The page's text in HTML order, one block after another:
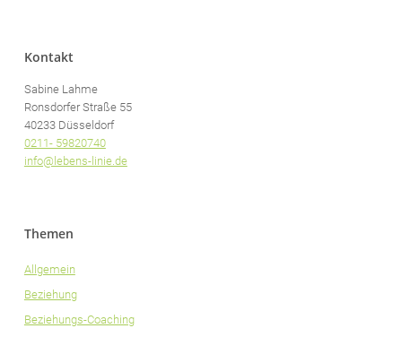
Kontakt
Sabine Lahme
Ronsdorfer Straße 55
40233 Düsseldorf
0211- 59820740
info@lebens-linie.de
Themen
Allgemein
Beziehung
Beziehungs-Coaching